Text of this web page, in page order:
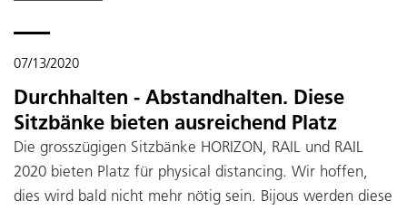
07/13/2020
Durchhalten - Abstandhalten. Diese
Sitzbänke bieten ausreichend Platz
Die grosszügigen Sitzbänke HORIZON, RAIL und RAIL
2020 bieten Platz für physical distancing. Wir hoffen,
dies wird bald nicht mehr nötig sein. Bijous werden diese